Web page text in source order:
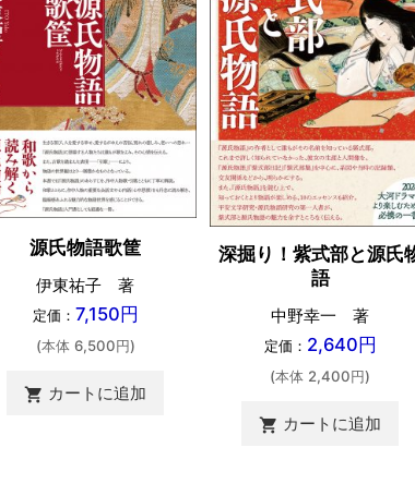
源氏物語歌筐
伊東祐子 著
定価： 7,150円
(本体 6,500円)
shopping_cart カートに追加
深掘り！紫式部と源氏
語
中野幸一 著
定価： 2,640円
(本体 2,400円)
shopping_cart カートに追加